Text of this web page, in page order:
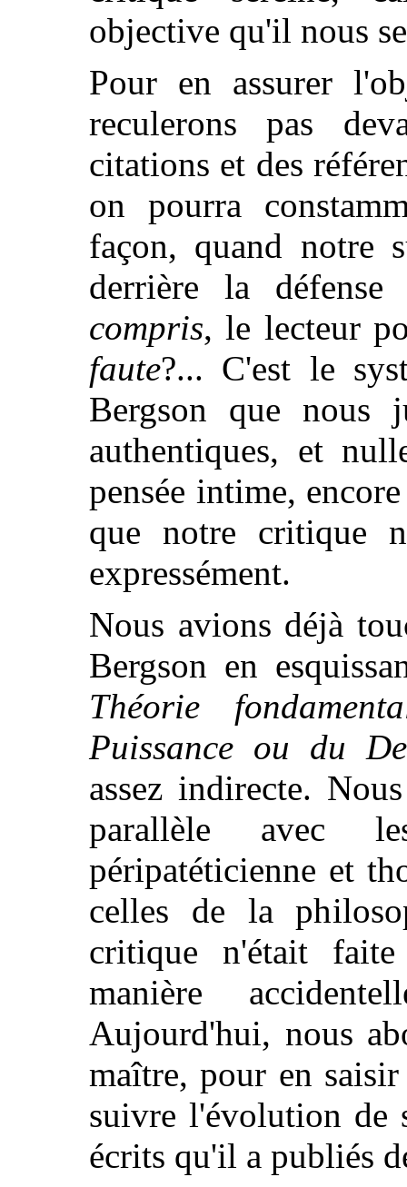
objective qu'il nous
Pour en assurer
reculerons pas
citations et des
on pourra
façon, quand notre
derrière la défense
compris, le lecteur
faute?... C'est le
Bergson que nous
authentiques, et
pensée intime,
que notre critique
expressément.
Nous avions déjà
Bergson en
Théorie
Puissance ou du
assez indirecte.
parallèle avec
péripatéticienne et
celles de la
critique n'était
manière
Aujourd'hui, nous
maître, pour en
suivre l'évolution de
écrits qu'il a publiés